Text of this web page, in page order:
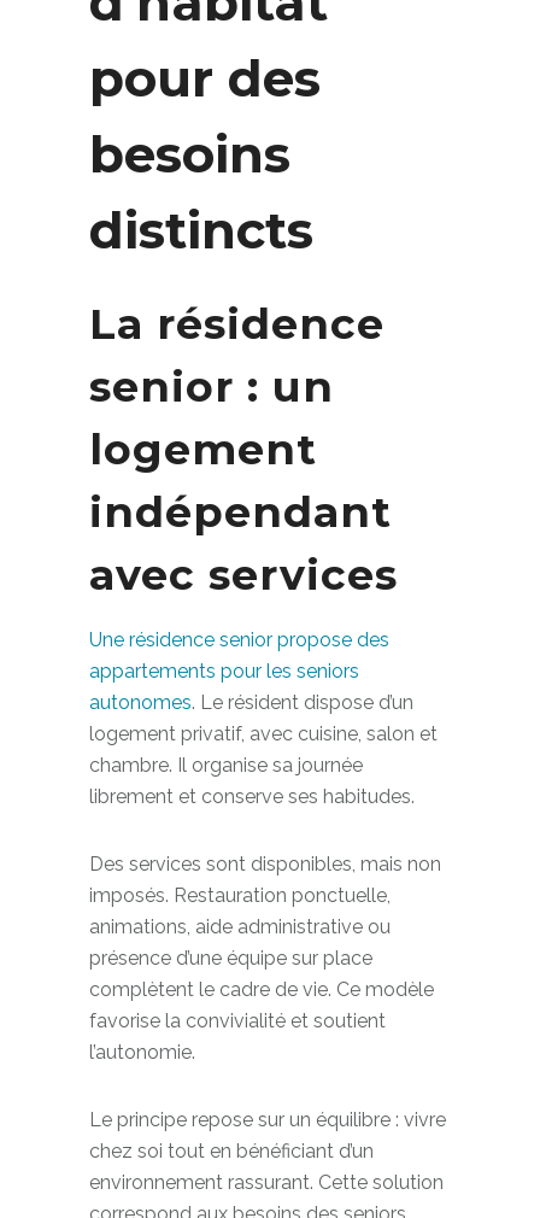
d’habitat
pour des
besoins
distincts
La résidence
senior : un
logement
indépendant
avec services
Une résidence senior propose des
appartements pour les seniors
autonomes. Le résident dispose d’un
logement privatif, avec cuisine, salon et
chambre. Il organise sa journée
Des services sont disponibles, mais non
imposés. Restauration ponctuelle,
animations, aide administrative ou
présence d’une équipe sur place
complètent le cadre de vie. Ce modèle
favorise la convivialité et soutient
Le principe repose sur un équilibre : vivre
chez soi tout en bénéficiant d’un